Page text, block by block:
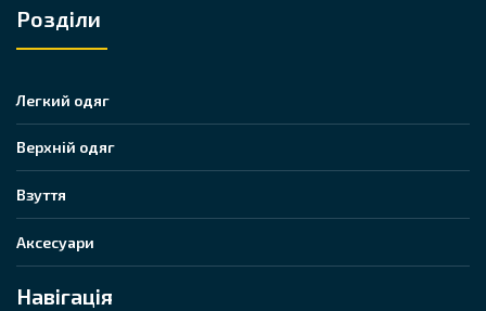
Розділи
Легкий одяг
Верхній одяг
Взуття
Аксесуари
Навігація